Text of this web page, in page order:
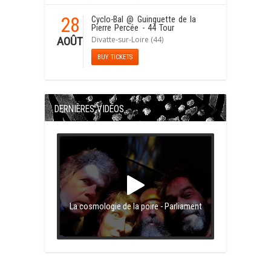
28
AOÛT
Cyclo-Bal @ Guinguette de la
Pierre Percée - 44 Tour
Divatte-sur-Loire (44)
BUY TICKETS
DERNIÈRES VIDÉOS
La cosmologie de la poire - Parliament